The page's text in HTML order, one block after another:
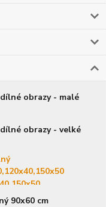
obrazy - malé
obrazy - velké
90x60 cm